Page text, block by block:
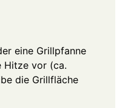
eine Grillpfanne
Hitze vor (ca.
die Grillfläche